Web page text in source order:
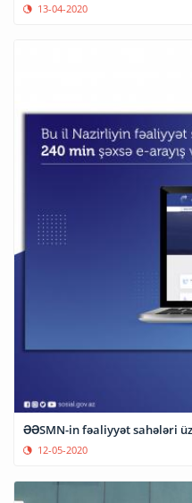
13-04-2020
ƏƏSMN-in fəaliyyət sahələri
12-05-2020